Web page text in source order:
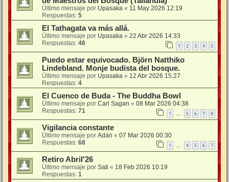
Último mensaje por Upasaka « 11 May 2026 12:19
Respuestas: 5
El Tathagata va más allá.
Último mensaje por Upasaka « 22 Abr 2026 14:33
Respuestas: 46 1 2 3 4 5
Puedo estar equivocado. Björn Natthiko
Lindebland. Monje budista del bosque.
Último mensaje por Upasaka « 12 Abr 2026 15:27
Respuestas: 4
El Cuenco de Buda - The Buddha Bowl
Último mensaje por Carl Sagan « 08 Mar 2026 04:38
Respuestas: 71 1 5 6 7 8
Vigilancia constante
Último mensaje por Adán « 07 Mar 2026 00:30
Respuestas: 68 1 4 5 6 7
Retiro Abril'26
Último mensaje por Sati « 18 Feb 2026 10:19
Respuestas: 1